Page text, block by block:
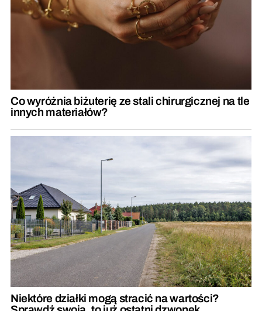
Co wyróżnia biżuterię ze stali chirurgicznej na tle
innych materiałów?
Niektóre działki mogą stracić na wartości?